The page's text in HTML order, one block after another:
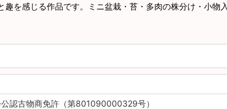
を感じる作品です。ミニ盆栽・苔・多肉の株分け・小物
認古物商免許（第801090000329号）